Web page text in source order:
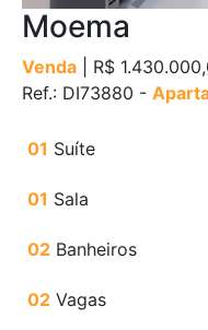
Moema
Venda | R$
Ref.: DI73880 -
01 Suíte
01 Sala
02 Banheiros
02 Vagas